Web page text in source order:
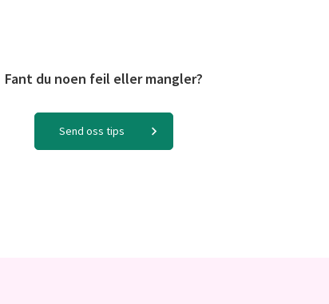
Fant du noen feil eller mangler?
Send oss tips